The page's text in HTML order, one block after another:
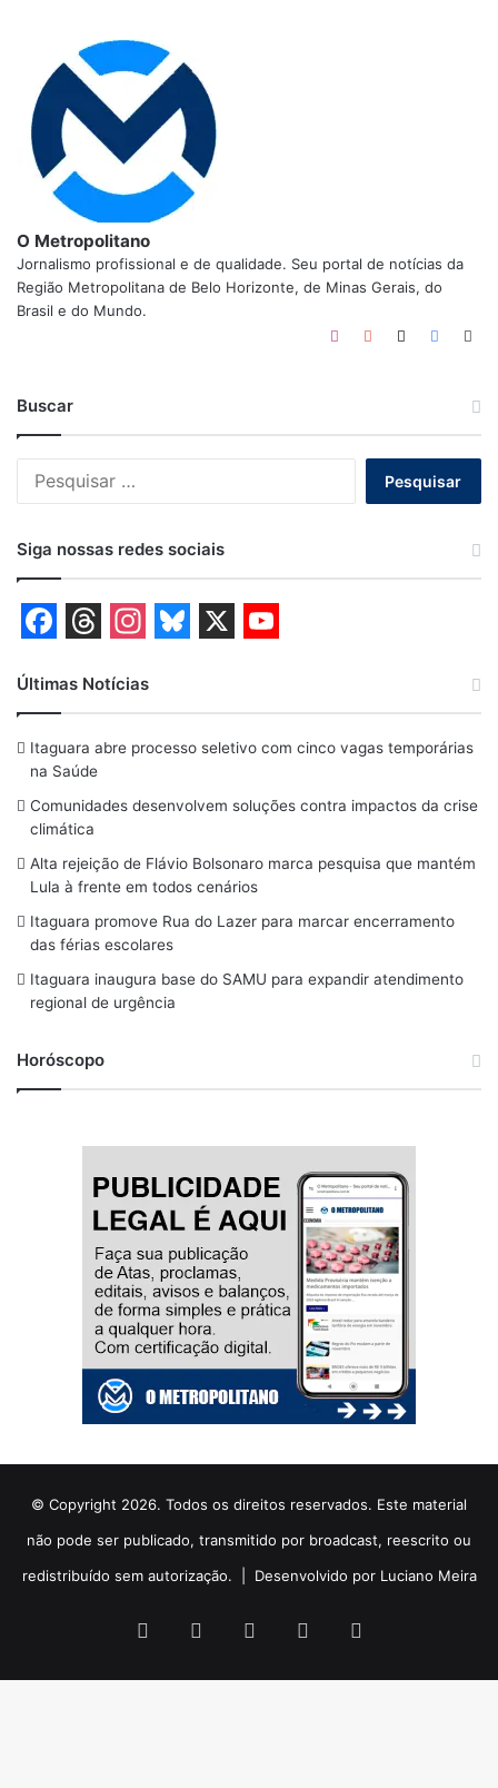
O Metropolitano
Jornalismo profissional e de qualidade. Seu portal de notícias da
Região Metropolitana de Belo Horizonte, de Minas Gerais, do
Brasil e do Mundo.
YouTube
Instagram
Buscar
Siga nossas redes sociais
a
c
e
b
o
o
k
h
r
e
a
d
s
n
s
t
a
r
a
m
u
e
s
y
u
T
u
e
Últimas Notícias
Itaguara abre processo seletivo com cinco vagas temporárias
na Saúde
Comunidades desenvolvem soluções contra impactos da crise
climática
Alta rejeição de Flávio Bolsonaro marca pesquisa que mantém
Lula à frente em todos cenários
Itaguara promove Rua do Lazer para marcar encerramento
das férias escolares
Itaguara inaugura base do SAMU para expandir atendimento
regional de urgência
Horóscopo
© Copyright 2026. Todos os direitos reservados. Este material
não pode ser publicado, transmitido por broadcast, reescrito ou
redistribuído sem autorização. | Desenvolvido por Luciano Meira
Facebook YouTubeInstagram